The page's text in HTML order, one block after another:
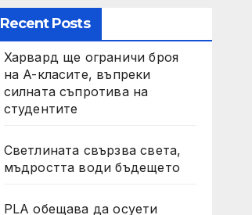
Recent Posts
Харвард ще ограничи броя
на A-класите, въпреки
силната съпротива на
студентите
Светлината свързва света,
мъдростта води бъдещето
PLA обещава да осуети